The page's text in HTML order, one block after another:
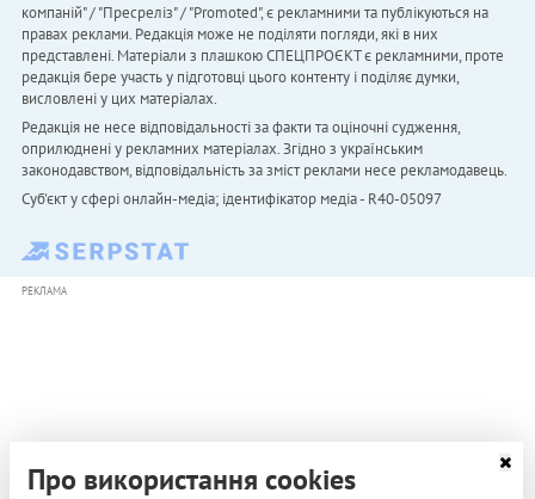
компаній" / "Пресреліз" / "Promoted", є рекламними та публікуються на
правах реклами. Редакція може не поділяти погляди, які в них
представлені. Матеріали з плашкою СПЕЦПРОЄКТ є рекламними, проте
редакція бере участь у підготовці цього контенту і поділяє думки,
висловлені у цих матеріалах.
Редакція не несе відповідальності за факти та оціночні судження,
оприлюднені у рекламних матеріалах. Згідно з українським
законодавством, відповідальність за зміст реклами несе рекламодавець.
Cуб'єкт у сфері онлайн-медіа; ідентифікатор медіа - R40-05097
РЕКЛАМА
Про використання cookies